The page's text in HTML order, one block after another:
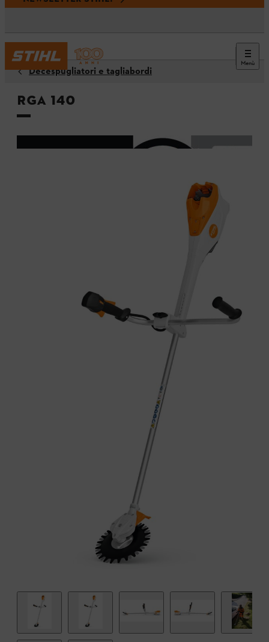
Menù
Decespugliatori e tagliabordi
RGA 140